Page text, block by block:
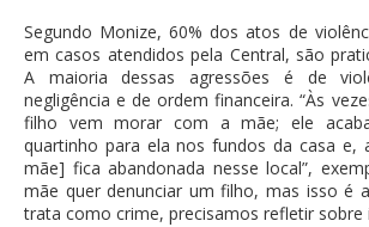
Segundo Monize, 60% dos atos de
em casos atendidos pela Central, são
A maioria dessas agressões é de
negligência e de ordem financeira. “Às
filho vem morar com a mãe; ele
quartinho para ela nos fundos da casa e,
mãe] fica abandonada nesse local”,
mãe quer denunciar um filho, mas isso é
trata como crime, precisamos refletir sobre